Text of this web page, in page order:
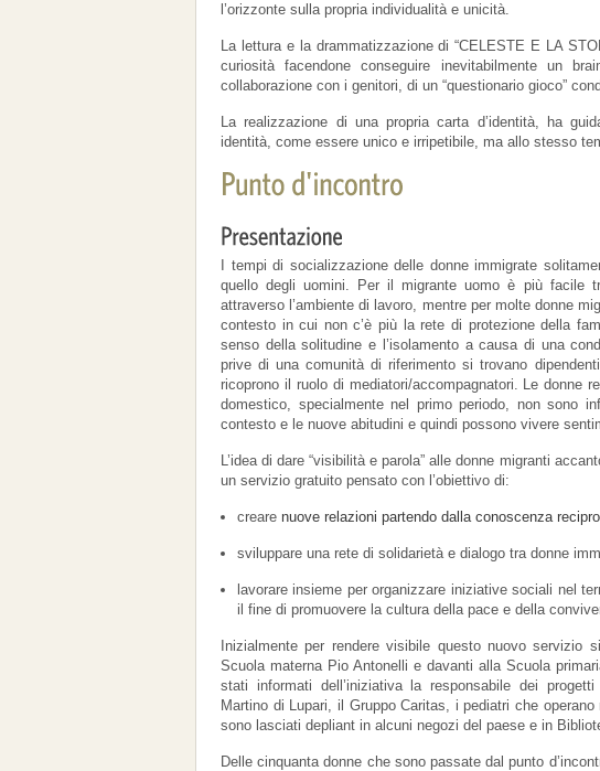
l’orizzonte sulla propria individualità e unicità.
La lettura e la drammatizzazione di “CELESTE E LA
curiosità facendone conseguire inevitabilmente un
collaborazione con i genitori, di un “questionario gioco”
La realizzazione di una propria carta d’identità, ha
identità, come essere unico e irripetibile, ma allo stesso
I tempi di socializzazione delle donne immigrate
quello degli uomini. Per il migrante uomo è più facile
attraverso l’ambiente di lavoro, mentre per molte donne
contesto in cui non c’è più la rete di protezione della
senso della solitudine e l’isolamento a causa di una
prive di una comunità di riferimento si trovano
ricoprono il ruolo di mediatori/accompagnatori. Le donne
domestico, specialmente nel primo periodo, non sono
contesto e le nuove abitudini e quindi possono vivere
L’idea di dare “visibilità e parola” alle donne migranti
un servizio gratuito pensato con l’obiettivo di:
creare nuove relazioni partendo dalla conoscenza
sviluppare una rete di solidarietà e dialogo tra donne
lavorare insieme per organizzare iniziative sociali nel
il fine di promuovere la cultura della pace e della
Inizialmente per rendere visibile questo nuovo servizio
Scuola materna Pio Antonelli e davanti alla Scuola
stati informati dell’iniziativa la responsabile dei
Martino di Lupari, il Gruppo Caritas, i pediatri che
sono lasciati depliant in alcuni negozi del paese e in
Delle cinquanta donne che sono passate dal punto